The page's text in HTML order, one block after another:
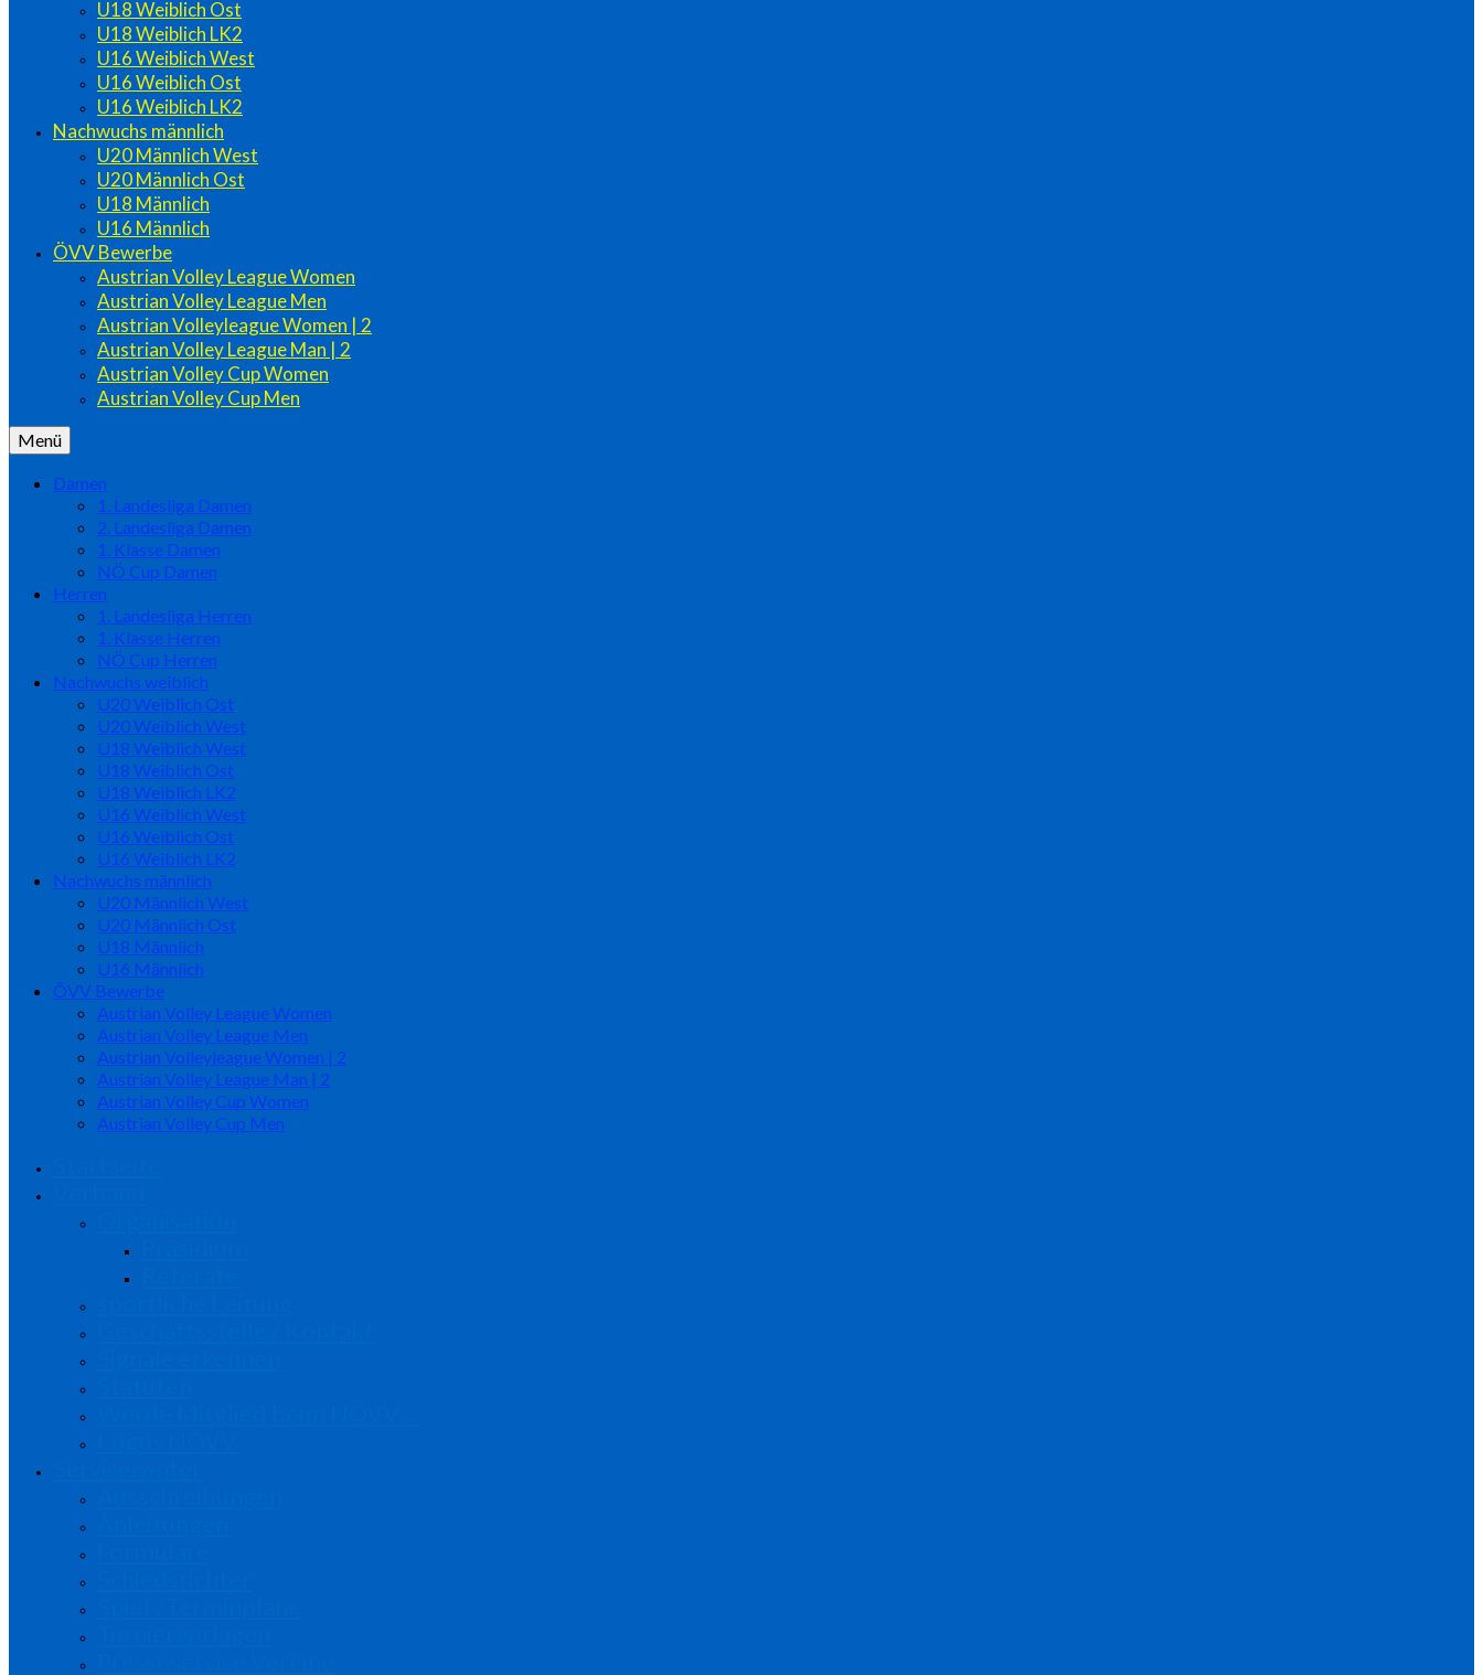
U18 Weiblich Ost
U18 Weiblich LK2
U16 Weiblich West
U16 Weiblich Ost
U16 Weiblich LK2
Nachwuchs männlich
U20 Männlich West
U20 Männlich Ost
U18 Männlich
U16 Männlich
ÖVV Bewerbe
Austrian Volley League Women
Austrian Volley League Men
Austrian Volleyleague Women | 2
Austrian Volley League Man | 2
Austrian Volley Cup Women
Austrian Volley Cup Men
Menü
Damen
1. Landesliga Damen
2. Landesliga Damen
1. Klasse Damen
NÖ Cup Damen
Herren
1. Landesliga Herren
1. Klasse Herren
NÖ Cup Herren
Nachwuchs weiblich
U20 Weiblich Ost
U20 Weiblich West
U18 Weiblich West
U18 Weiblich Ost
U18 Weiblich LK2
U16 Weiblich West
U16 Weiblich Ost
U16 Weiblich LK2
Nachwuchs männlich
U20 Männlich West
U20 Männlich Ost
U18 Männlich
U16 Männlich
ÖVV Bewerbe
Austrian Volley League Women
Austrian Volley League Men
Austrian Volleyleague Women | 2
Austrian Volley League Man | 2
Austrian Volley Cup Women
Austrian Volley Cup Men